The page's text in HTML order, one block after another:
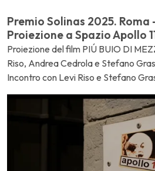
Premio Solinas 2025. Roma
Proiezione a Spazio Apollo
Proiezione del film PIÚ BUIO DI
Riso, Andrea Cedrola e Stefano
Incontro con Levi Riso e Stefano